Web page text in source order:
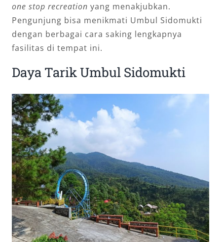
one stop recreation yang menakjubkan.
Pengunjung bisa menikmati Umbul Sidomukti
dengan berbagai cara saking lengkapnya
fasilitas di tempat ini.
Daya Tarik Umbul Sidomukti